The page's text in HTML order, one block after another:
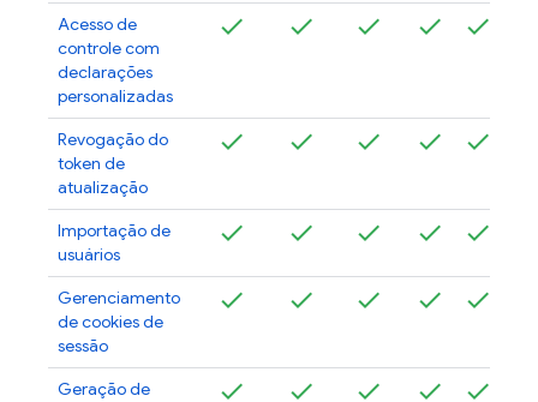
Acesso de
controle com
declarações
personalizadas
Revogação do
token de
atualização
Importação de
usuários
Gerenciamento
de cookies de
sessão
Geração de